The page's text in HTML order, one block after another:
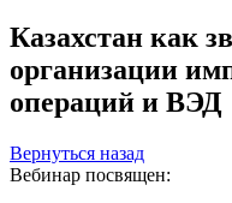
Казахстан как
организации
операций и ВЭД
Вернуться назад
Вебинар посвящен: